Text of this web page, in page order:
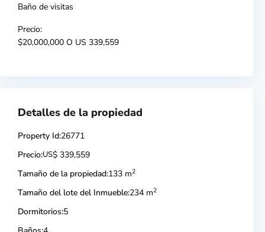
Baño de visitas
Precio:
$20,000,000 O US 339,559
Detalles de la propiedad
Property Id:26771
Precio:US$ 339,559
Tamaño de la propiedad:133 m2
Tamaño del lote del Inmueble:234 m2
Dormitorios:5